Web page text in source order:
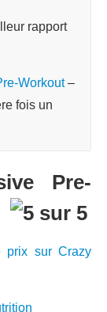
rapport
Workout–
fois un
Pre-
prix sur Crazy